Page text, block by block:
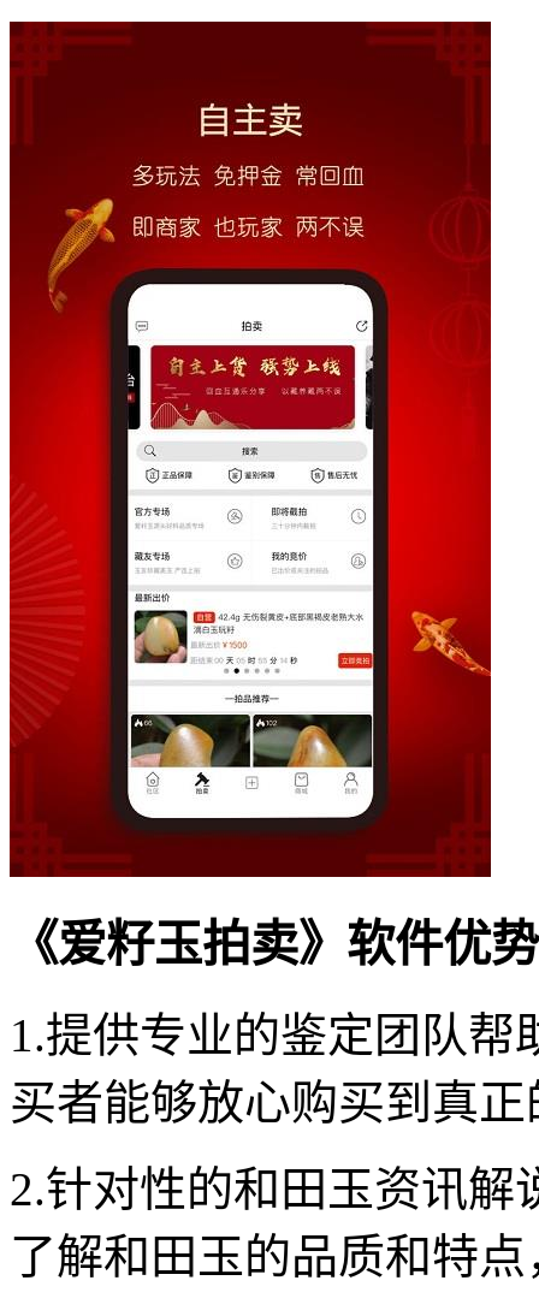
《爱籽玉拍卖》软件优
1.提供专业的鉴定团队
买者能够放心购买到真
2.针对性的和田玉资讯
了解和田玉的品质和特